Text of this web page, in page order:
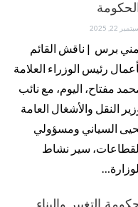
الحكومة
22, 2025
برس | ناقش القائم
رئيس الوزراء العلامة
مفتاح، اليوم، مع نائب
النقل والأشغال العامة
السياني ومسؤولي
سير نشاط
التغيير والبناء